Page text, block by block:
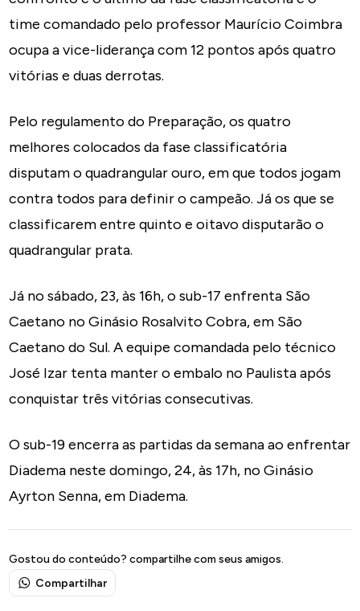
time comandado pelo professor Maurício Coimbra
ocupa a vice-liderança com 12 pontos após quatro
vitórias e duas derrotas.
Pelo regulamento do Preparação, os quatro
melhores colocados da fase classificatória
disputam o quadrangular ouro, em que todos jogam
contra todos para definir o campeão. Já os que se
classificarem entre quinto e oitavo disputarão o
quadrangular prata.
Já no sábado, 23, às 16h, o sub-17 enfrenta São
Caetano no Ginásio Rosalvito Cobra, em São
Caetano do Sul. A equipe comandada pelo técnico
José Izar tenta manter o embalo no Paulista após
conquistar três vitórias consecutivas.
O sub-19 encerra as partidas da semana ao enfrentar
Diadema neste domingo, 24, às 17h, no Ginásio
Ayrton Senna, em Diadema.
Gostou do conteúdo? compartilhe com seus amigos.
Compartilhar